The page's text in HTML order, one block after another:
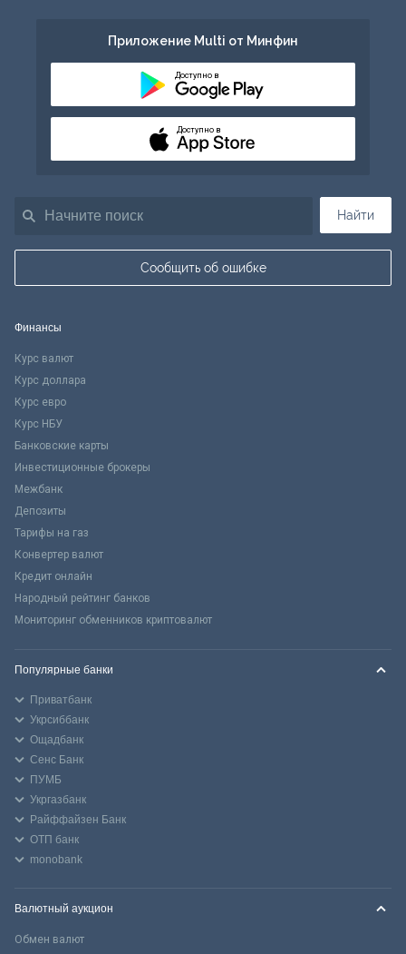
Найти
Сообщить об ошибке
Приложение Multi от Минфин
Доступно в
Доступно в
Финансы
Курс валют
Курс доллара
Курс евро
Курс НБУ
Банковские карты
Инвестиционные брокеры
Межбанк
Депозиты
Тарифы на газ
Конвертер валют
Кредит онлайн
Народный рейтинг банков
Мониторинг обменников криптовалют
Популярные банки
Приватбанк
Укрсиббанк
Ощадбанк
Сенс Банк
ПУМБ
Укргазбанк
Райффайзен Банк
ОТП банк
monobank
Валютный аукцион
Обмен валют